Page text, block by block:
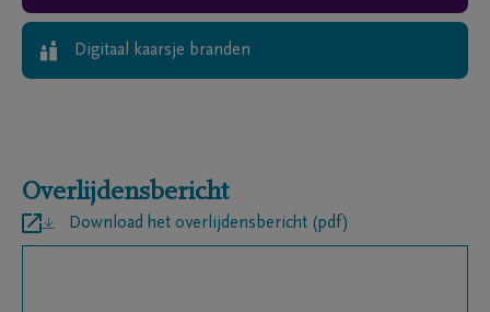
Digitaal kaarsje branden
Overlijdensbericht
Download het overlijdensbericht (pdf)